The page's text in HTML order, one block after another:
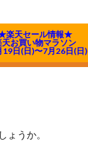
楽天セール情報★
天お買い物マラソン
日(日)〜7月26日(日
ょうか。